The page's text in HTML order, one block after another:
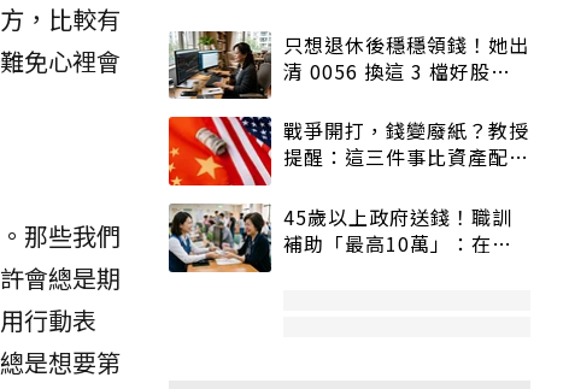
，比較有
免心裡會
那些我們
會總是期
行動表
是想要第
只想退休後穩穩領錢！她出
清 0056 換這 3 檔好股：
戰爭開打，錢變廢紙？教授
提醒：這三件事比資產配置
45歲以上政府送錢！職訓
補助「最高10萬」：在